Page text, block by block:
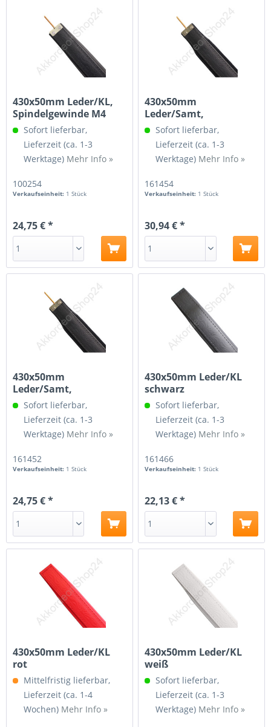
430x50mm Leder/KL,
Spindelgewinde M4
Sofort lieferbar,
Lieferzeit (ca. 1-3
Werktage) Mehr Info »
100254
Verkaufseinheit: 1 Stück
24,75 € *
430x50mm
Leder/Samt,
Spindelgewinde 3/16
Sofort lieferbar,
Lieferzeit (ca. 1-3
Werktage) Mehr Info »
161454
Verkaufseinheit: 1 Stück
30,94 € *
430x50mm
Leder/Samt,
Spindelgewinde M4
Sofort lieferbar,
Lieferzeit (ca. 1-3
Werktage) Mehr Info »
161452
Verkaufseinheit: 1 Stück
24,75 € *
430x50mm Leder/KL
schwarz
Sofort lieferbar,
Lieferzeit (ca. 1-3
Werktage) Mehr Info »
161466
Verkaufseinheit: 1 Stück
22,13 € *
430x50mm Leder/KL
rot
Mittelfristig lieferbar,
Lieferzeit (ca. 1-4
Wochen) Mehr Info »
430x50mm Leder/KL
weiß
Sofort lieferbar,
Lieferzeit (ca. 1-3
Werktage) Mehr Info »